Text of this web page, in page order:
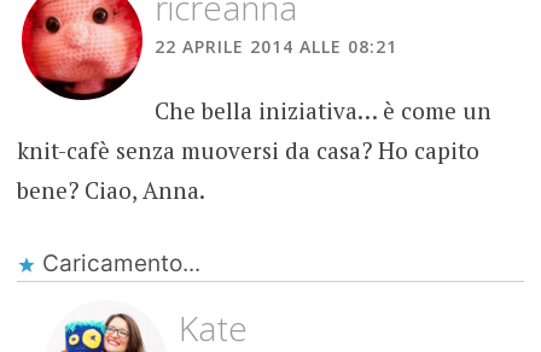
22 APRILE 2014 ALLE 08:21
Che bella iniziativa… è come un
knit-cafè senza muoversi da casa? Ho capito
bene? Ciao, Anna.
Caricamento...
Kate